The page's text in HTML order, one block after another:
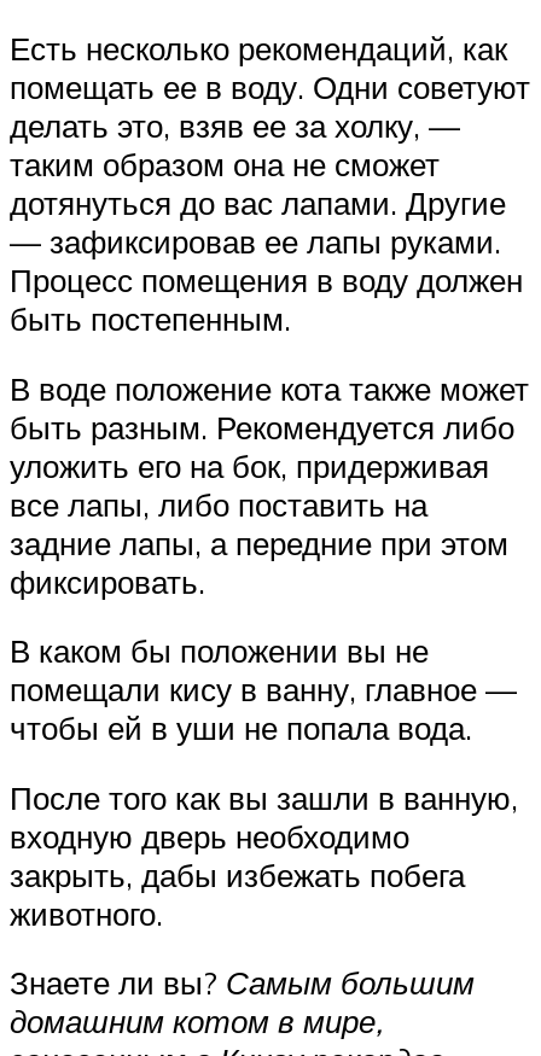
Есть несколько рекомендаций, как
помещать ее в воду. Одни советуют
делать это, взяв ее за холку, —
таким образом она не сможет
дотянуться до вас лапами. Другие
— зафиксировав ее лапы руками.
Процесс помещения в воду должен
быть постепенным.
В воде положение кота также может
быть разным. Рекомендуется либо
уложить его на бок, придерживая
все лапы, либо поставить на
задние лапы, а передние при этом
фиксировать.
В каком бы положении вы не
помещали кису в ванну, главное —
чтобы ей в уши не попала вода.
После того как вы зашли в ванную,
входную дверь необходимо
закрыть, дабы избежать побега
животного.
Знаете ли вы? Самым большим
домашним котом в мире,